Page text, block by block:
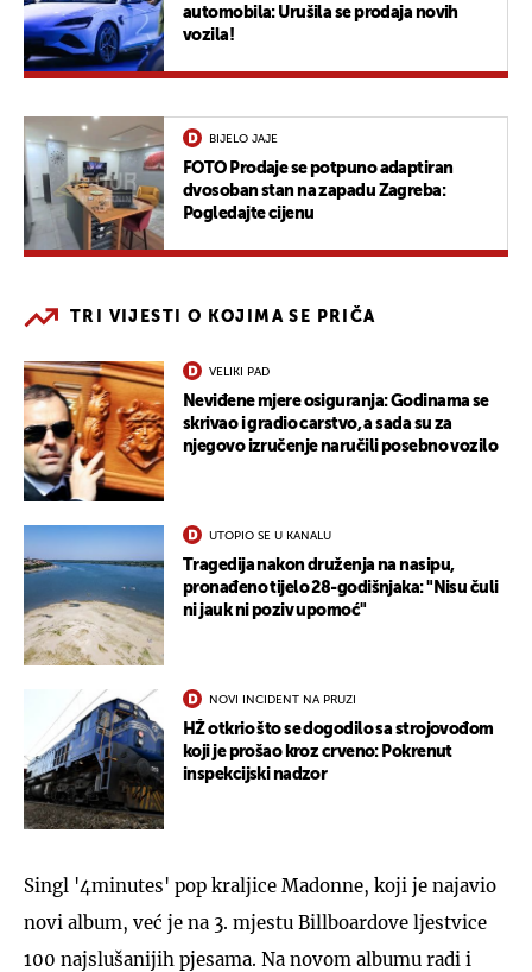
automobila: Urušila se prodaja novih
vozila!
BIJELO JAJE
FOTO Prodaje se potpuno adaptiran
dvosoban stan na zapadu Zagreba:
Pogledajte cijenu
TRI VIJESTI O KOJIMA SE PRIČA
VELIKI PAD
Neviđene mjere osiguranja: Godinama se
skrivao i gradio carstvo, a sada su za
njegovo izručenje naručili posebno vozilo
UTOPIO SE U KANALU
Tragedija nakon druženja na nasipu,
pronađeno tijelo 28-godišnjaka: "Nisu čuli
ni jauk ni poziv upomoć"
NOVI INCIDENT NA PRUZI
HŽ otkrio što se dogodilo sa strojovođom
koji je prošao kroz crveno: Pokrenut
inspekcijski nadzor
Singl '4minutes' pop kraljice Madonne, koji je najavio
novi album, već je na 3. mjestu Billboardove ljestvice
100 najslušanijih pjesama. Na novom albumu radi i